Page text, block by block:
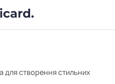
створення стильних